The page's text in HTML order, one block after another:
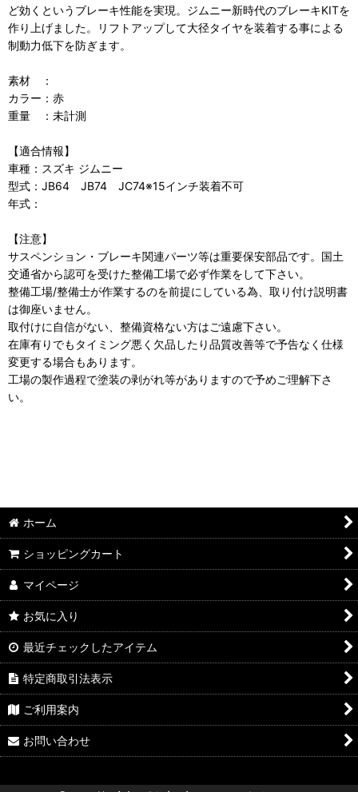
ど効くというブレーキ性能を実現。ジムニー新時代のブレーキKITを
作り上げました。リフトアップして大径タイヤを装着する事による
制動力低下を防ぎます。
素材 ：
カラー：赤
重量 ：未計測
【適合情報】
車種：スズキ ジムニー
型式：JB64 JB74 JC74※15インチ装着不可
年式：
【注意】
サスペンション・ブレーキ関連パーツ等は重要保安部品です。国土
交通省から認可を受けた整備工場で必ず作業をして下さい。
整備工場/整備士が作業するのを前提にしている為、取り付け説明書
は御座いません。
取付けに自信がない、整備資格ない方はご遠慮下さい。
在庫有りでもタイミング悪く欠品したり品質改善等で予告なく仕様
変更する場合もあります。
工場の製作過程で塗装の剥がれ等がありますので予めご理解下さ
い。
ホーム
ショッピングカート
マイページ
お気に入り
最近チェックしたアイテム
特定商取引法表示
ご利用案内
お問い合わせ